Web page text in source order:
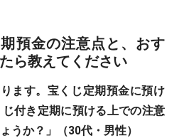
預金の注意点と、おす
ら教えてください
ます。宝くじ定期預金に預け
付き定期に預ける上での注意
うか？」（30代・男性）